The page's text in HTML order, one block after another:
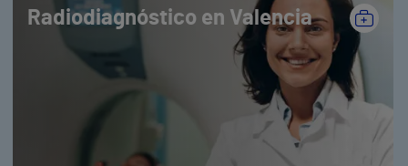
Radiodiagnóstico en Valencia